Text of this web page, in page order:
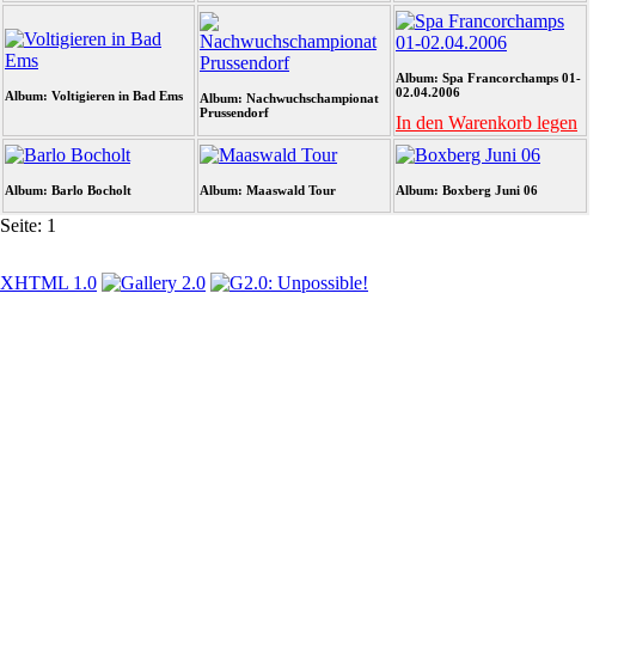
Album: Voltigieren in Bad Ems
Album: Nachwuchschampionat
Prussendorf
Album: Spa Francorchamps 01-
02.04.2006
In den Warenkorb legen
Album: Barlo Bocholt Album: Maaswald Tour Album: Boxberg Juni 06
Seite: 1